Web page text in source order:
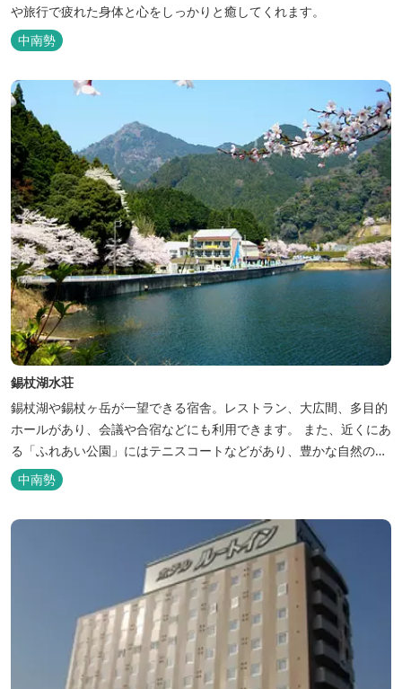
や旅行で疲れた身体と心をしっかりと癒してくれます。
中南勢
錫杖湖水荘
錫杖湖や錫杖ヶ岳が一望できる宿舎。レストラン、大広間、多目的
ホールがあり、会議や合宿などにも利用できます。 また、近くにあ
る「ふれあい公園」にはテニスコートなどがあり、豊かな自然の中
でのびのびと楽しむことができます。
中南勢